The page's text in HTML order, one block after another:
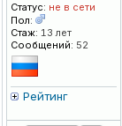
Статус: не в сети
Пол:
Стаж: 13 лет
Сообщений: 52
Рейтинг